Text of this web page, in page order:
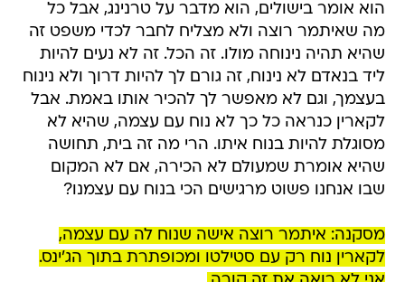
הוא אומר בישולים, הוא מדבר על טרנינג, אבל כל
מה שאיתמר רוצה ולא מצליח לחבר לכדי משפט זה
שהיא תהיה נינוחה מולו. זה הכל. זה לא נעים להיות
ליד בנאדם לא נינוח, זה גורם לך להיות דרוך ולא נינוח
בעצמך, וגם לא מאפשר לך להכיר אותו באמת. אבל
לקארין כנראה כל כך לא נוח עם עצמה, שהיא לא
מסוגלת להיות בנוח איתו. הרי מה זה בית, תחושה
שהיא אומרת שמעולם לא הכירה, אם לא המקום
שבו אנחנו פשוט מרגישים הכי בנוח עם עצמנו?
מסקנה: איתמר רוצה אישה שנוח לה עם עצמה,
לקארין נוח רק עם סטילטו ומכופתרת בתוך הג'ינס.